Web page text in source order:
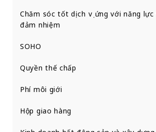
Chăm sóc tốt dịch vụ ứng với năng
đảm nhiệm
SOHO
Quyền thế chấp
Phí môi giới
Hộp giao hàng